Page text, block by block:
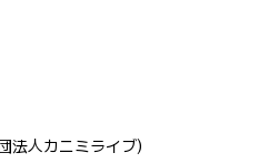
法人カニミライブ)